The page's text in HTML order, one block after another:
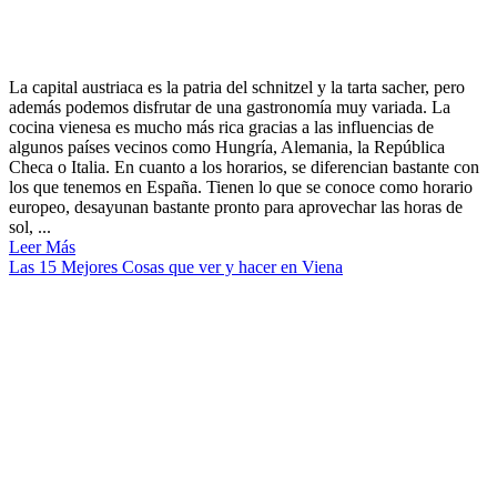
La capital austriaca es la patria del schnitzel y la tarta sacher, pero
además podemos disfrutar de una gastronomía muy variada. La
cocina vienesa es mucho más rica gracias a las influencias de
algunos países vecinos como Hungría, Alemania, la República
Checa o Italia. En cuanto a los horarios, se diferencian bastante con
los que tenemos en España. Tienen lo que se conoce como horario
europeo, desayunan bastante pronto para aprovechar las horas de
sol, ...
Leer Más
Las 15 Mejores Cosas que ver y hacer en Viena